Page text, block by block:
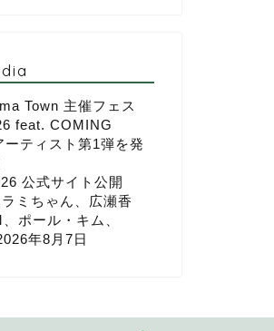
Town 主催フェス
feat. COMING
ティスト第1弾を発
公式サイト公開
ミちゃん、広瀬香
ポール・キム、
年8月7日